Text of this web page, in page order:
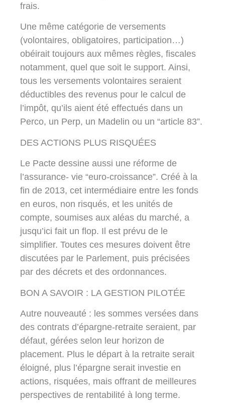
frais.
Une même catégorie de versements
(volontaires, obligatoires, participation…)
obéirait toujours aux mêmes règles, fiscales
notamment, quel que soit le support. Ainsi,
tous les versements volontaires seraient
déductibles des revenus pour le calcul de
l’impôt, qu’ils aient été effectués dans un
Perco, un Perp, un Madelin ou un “article 83”.
DES ACTIONS PLUS RISQUÉES
Le Pacte dessine aussi une réforme de
l’assurance- vie “euro-croissance”. Créé à la
fin de 2013, cet intermédiaire entre les fonds
en euros, non risqués, et les unités de
compte, soumises aux aléas du marché, a
jusqu’ici fait un flop. Il est prévu de le
simplifier. Toutes ces mesures doivent être
discutées par le Parlement, puis précisées
par des décrets et des ordonnances.
BON A SAVOIR : LA GESTION PILOTÉE
Autre nouveauté : les sommes versées dans
des contrats d’épargne-retraite seraient, par
défaut, gérées selon leur horizon de
placement. Plus le départ à la retraite serait
éloigné, plus l’épargne serait investie en
actions, risquées, mais offrant de meilleures
perspectives de rentabilité à long terme.